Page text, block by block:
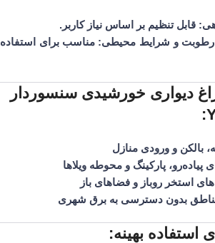
قابل تنظیم بر اساس نیاز کاربر.
رطوبت و شرایط محیطی: مناسب برای استفاده
دیواری خورشیدی سنسوردار
بالکن و ورودی منازل
پارکینگ و محوطه ویلاها
استخر روباز و فضاهای باز
بدون دسترسی به برق شهری
استفاده بهینه: